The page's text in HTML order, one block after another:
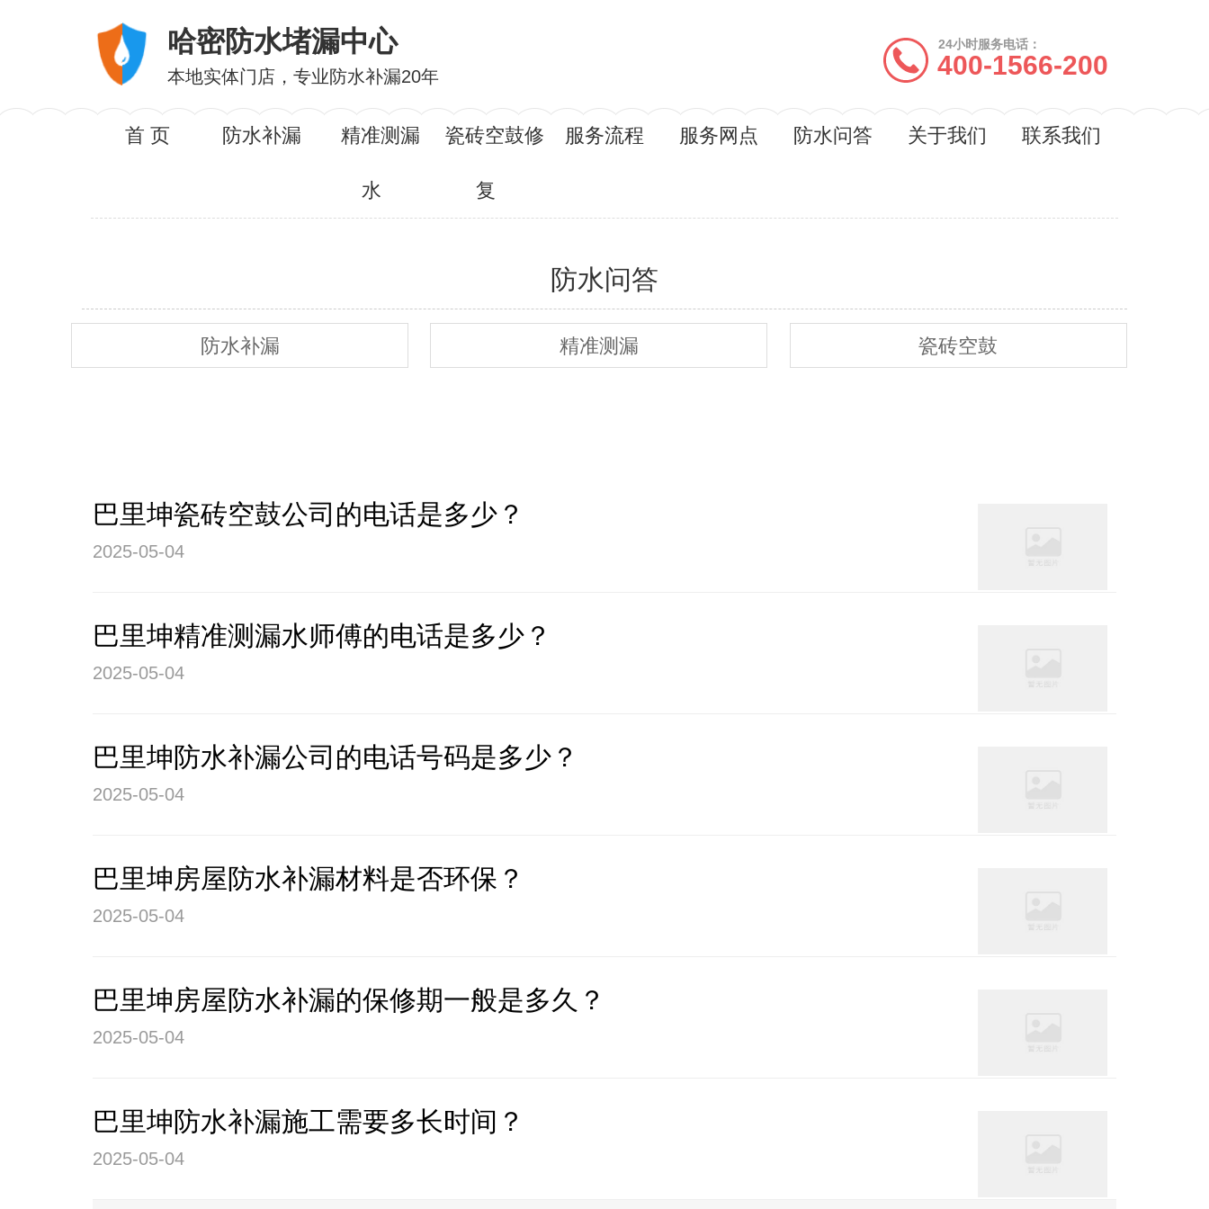
哈密防水堵漏中心
本地实体门店，专业防水补漏20年
24小时服务电话：
400-1566-200
首 页 防水补漏 精准测漏
水
瓷砖空鼓修
复
服务流程 服务网点 防水问答 关于我们 联系我们
防水问答
防水补漏 精准测漏 瓷砖空鼓
巴里坤瓷砖空鼓公司的电话是多少？
2025-05-04
巴里坤精准测漏水师傅的电话是多少？
2025-05-04
巴里坤防水补漏公司的电话号码是多少？
2025-05-04
巴里坤房屋防水补漏材料是否环保？
2025-05-04
巴里坤房屋防水补漏的保修期一般是多久？
2025-05-04
巴里坤防水补漏施工需要多长时间？
2025-05-04